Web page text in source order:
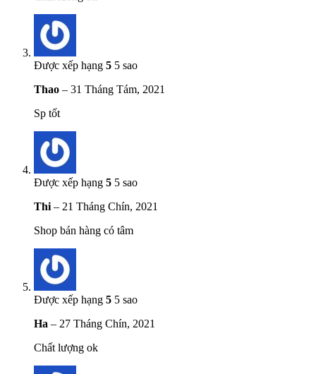
Được xếp hạng 5 5 sao
Thao – 31 Tháng Tám, 2021
Sp tốt
Được xếp hạng 5 5 sao
Thi – 21 Tháng Chín, 2021
Shop bán hàng có tâm
Được xếp hạng 5 5 sao
Ha – 27 Tháng Chín, 2021
Chất lượng ok